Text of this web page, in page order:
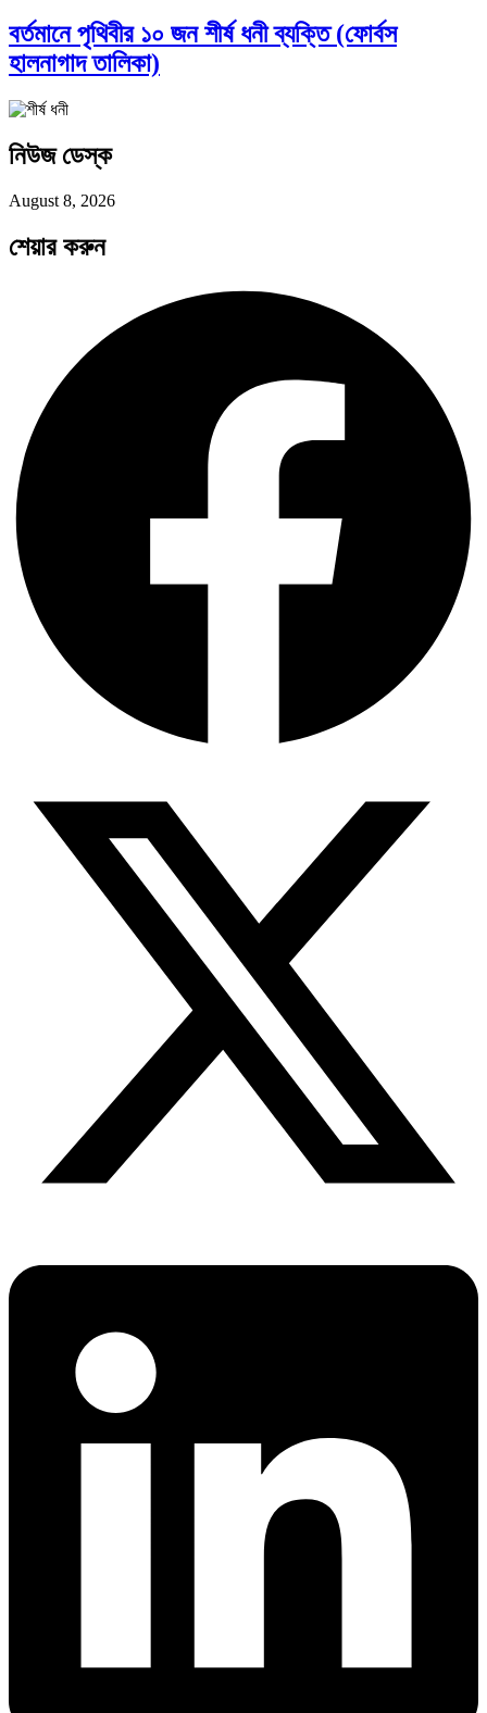
সব সভ্যতারই তো পতন হয়:…
পরবর্তী রাষ্ট্রপতি নির্বাচন ২০২৬: আলোচনায়…
পদ্মা সেতু ও রেল সংযোগ…
বৈশ্বিক অর্থব্যবস্থা, আইএমএফ-বিশ্বব্যাংক, ইসলামী
ব্যাংকিং…
অর্থ পাচারের মহাকাব্য: ১০০ ডলারের…
দক্ষিণ এশিয়ায় ‘জেন-জি’ বিপ্লব: বাংলাদেশ,…
বর্তমানে পৃথিবীর ১০ জন শীর্ষ ধনী ব্যক্তি (ফোর্বস
হালনাগাদ তালিকা)
নিউজ ডেস্ক
August 8, 2026
শেয়ার করুন